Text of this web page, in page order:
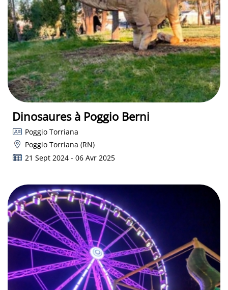
Dinosaures à Poggio Berni
Poggio Torriana
Poggio Torriana (RN)
21 Sept 2024 - 06 Avr 2025